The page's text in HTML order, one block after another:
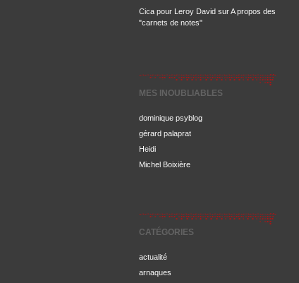
Cica pour Leroy David surA propos des
"carnets de notes"
MES INOUBLIABLES
dominique psyblog
gérard palaprat
Heidi
Michel Boixière
CATÉGORIES
actualité
arnaques